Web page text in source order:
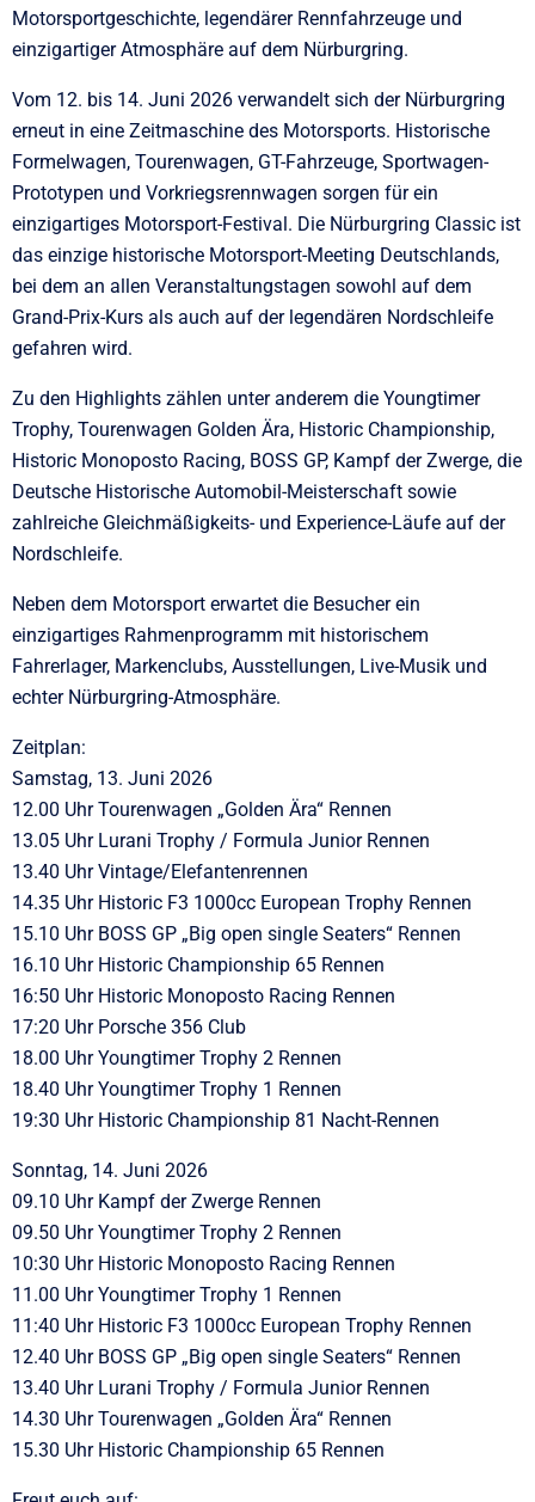
Motorsportgeschichte, legendärer Rennfahrzeuge und
einzigartiger Atmosphäre auf dem Nürburgring.
Vom 12. bis 14. Juni 2026 verwandelt sich der Nürburgring
erneut in eine Zeitmaschine des Motorsports. Historische
Formelwagen, Tourenwagen, GT-Fahrzeuge, Sportwagen-
Prototypen und Vorkriegsrennwagen sorgen für ein
einzigartiges Motorsport-Festival. Die Nürburgring Classic ist
das einzige historische Motorsport-Meeting Deutschlands,
bei dem an allen Veranstaltungstagen sowohl auf dem
Grand-Prix-Kurs als auch auf der legendären Nordschleife
gefahren wird.
Zu den Highlights zählen unter anderem die Youngtimer
Trophy, Tourenwagen Golden Ära, Historic Championship,
Historic Monoposto Racing, BOSS GP, Kampf der Zwerge, die
Deutsche Historische Automobil-Meisterschaft sowie
zahlreiche Gleichmäßigkeits- und Experience-Läufe auf der
Nordschleife.
Neben dem Motorsport erwartet die Besucher ein
einzigartiges Rahmenprogramm mit historischem
Fahrerlager, Markenclubs, Ausstellungen, Live-Musik und
echter Nürburgring-Atmosphäre.
Zeitplan:
Samstag, 13. Juni 2026
12.00 Uhr Tourenwagen „Golden Ära“ Rennen
13.05 Uhr Lurani Trophy / Formula Junior Rennen
13.40 Uhr Vintage/Elefantenrennen
14.35 Uhr Historic F3 1000cc European Trophy Rennen
15.10 Uhr BOSS GP „Big open single Seaters“ Rennen
16.10 Uhr Historic Championship 65 Rennen
16:50 Uhr Historic Monoposto Racing Rennen
17:20 Uhr Porsche 356 Club
18.00 Uhr Youngtimer Trophy 2 Rennen
18.40 Uhr Youngtimer Trophy 1 Rennen
19:30 Uhr Historic Championship 81 Nacht-Rennen
Sonntag, 14. Juni 2026
09.10 Uhr Kampf der Zwerge Rennen
09.50 Uhr Youngtimer Trophy 2 Rennen
10:30 Uhr Historic Monoposto Racing Rennen
11.00 Uhr Youngtimer Trophy 1 Rennen
11:40 Uhr Historic F3 1000cc European Trophy Rennen
12.40 Uhr BOSS GP „Big open single Seaters“ Rennen
13.40 Uhr Lurani Trophy / Formula Junior Rennen
14.30 Uhr Tourenwagen „Golden Ära“ Rennen
15.30 Uhr Historic Championship 65 Rennen